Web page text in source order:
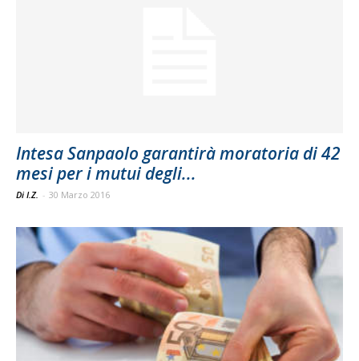
Intesa Sanpaolo garantirà moratoria di 42
mesi per i mutui degli...
Di I.Z. - 30 Marzo 2016